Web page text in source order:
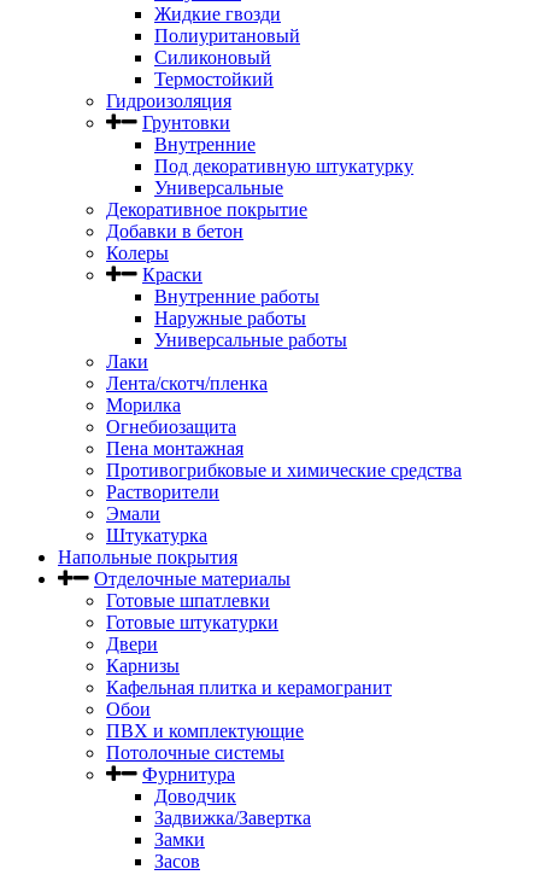
Жидкие гвозди
Полиуритановый
Силиконовый
Термостойкий
Гидроизоляция
Грунтовки
Внутренние
Под декоративную штукатурку
Универсальные
Декоративное покрытие
Добавки в бетон
Колеры
Краски
Внутренние работы
Наружные работы
Универсальные работы
Лаки
Лента/скотч/пленка
Морилка
Огнебиозащита
Пена монтажная
Противогрибковые и химические средства
Растворители
Эмали
Штукатурка
Напольные покрытия
Отделочные материалы
Готовые шпатлевки
Готовые штукатурки
Двери
Карнизы
Кафельная плитка и керамогранит
Обои
ПВХ и комплектующие
Потолочные системы
Фурнитура
Доводчик
Задвижка/Завертка
Замки
Засов